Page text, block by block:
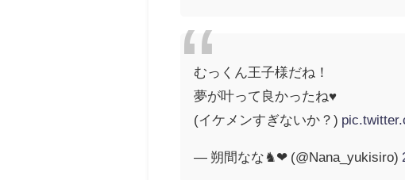
むっくん王子様だね！
夢が叶って良かったね♥
(イケメンすぎないか？)
— 朔間なな♞❤ (@Nana_yukisiro)